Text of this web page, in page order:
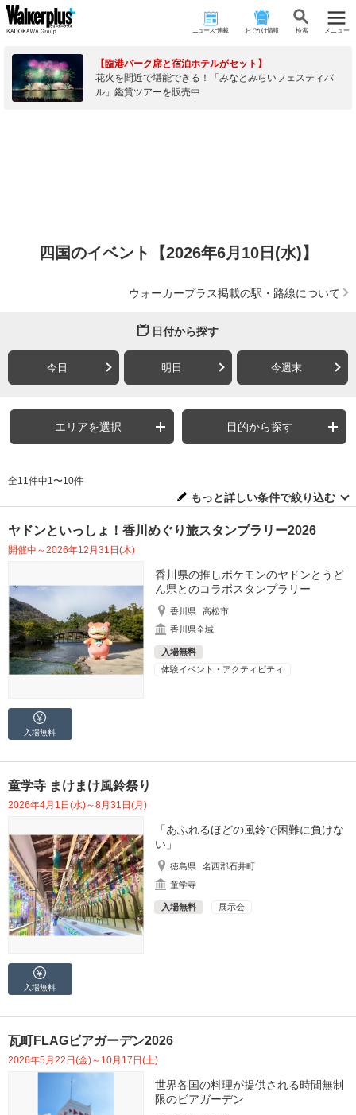
ニュース･連載 おでかけ情報 検 索 メニュー
【臨港パーク席と宿泊ホテルがセット】
花火を間近で堪能できる！「みなとみらいフェスティバ
ル」鑑賞ツアーを販売中
四国のイベント【2026年6月10日(水)】
ウォーカープラス掲載の駅・路線について
日付から探す
今日 明日 今週末
エリアを選択 目的から探す
全11件中1〜10件
もっと詳しい条件で絞り込む
ヤドンといっしょ！香川めぐり旅スタンプラリー2026
開催中～2026年12月31日(木)
香川県の推しポケモンのヤドンとうど
ん県とのコラボスタンプラリー
香川県
高松市
香川県全域
入場無料
体験イベント・アクティビティ
入場無料
童学寺 まけまけ風鈴祭り
2026年4月1日(水)～8月31日(月)
「あふれるほどの風鈴で困難に負けな
い」
徳島県
名西郡石井町
童学寺
入場無料 展示会
入場無料
瓦町FLAGビアガーデン2026
2026年5月22日(金)～10月17日(土)
世界各国の料理が提供される時間無制
限のビアガーデン